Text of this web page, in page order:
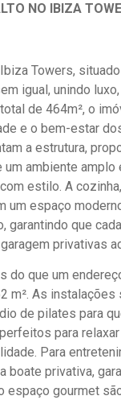
NO IBIZA
Towers,
igual, unindo
de 464m², o
e o bem-estar
a estrutura,
um ambiente
estilo. A
um espaço
garantindo que
privativas
do que um
m². As
de pilates para
para
Para
boate privativa,
espaço gourmet